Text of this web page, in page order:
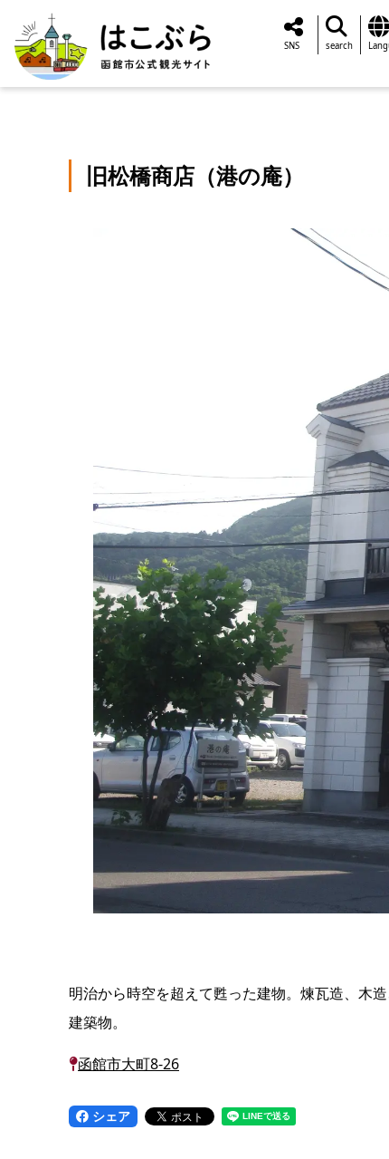
SNS search
旧松橋商店（港の庵）
明治から時空を超えて甦った建物。煉瓦造、木
建築物。
函館市大町8-26
シェア